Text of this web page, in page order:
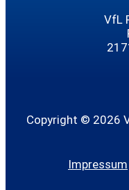
VfL
Copyright © 2026
Impressum